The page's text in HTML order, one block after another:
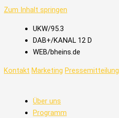
Zum Inhalt springen
UKW/95.3
DAB+/KANAL 12 D
WEB/bheins.de
Kontakt Marketing Pressemitteilung
Über uns
Programm